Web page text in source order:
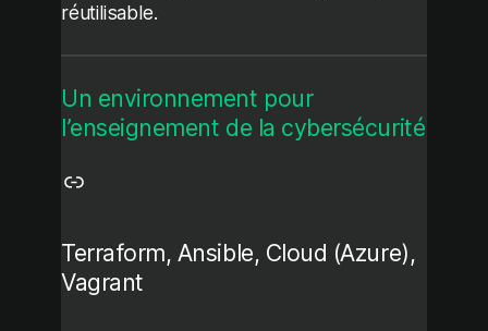
réutilisable.
Un environnement pour
l’enseignement de la cybersécurité
Lien
Terraform, Ansible, Cloud (Azure),
Vagrant